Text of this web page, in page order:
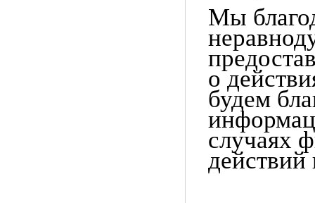
Мы
о
будем
случаях